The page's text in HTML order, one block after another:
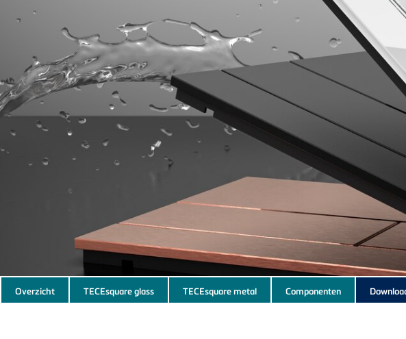
Subnavigation
of
Overzicht TECEsquare glass TECEsquare metal Componenten